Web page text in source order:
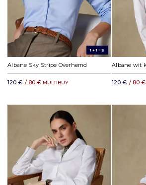
1+1=3
Albane Sky Stripe Overhemd
120 € / 80 € MULTIBUY 120 € / 80 €